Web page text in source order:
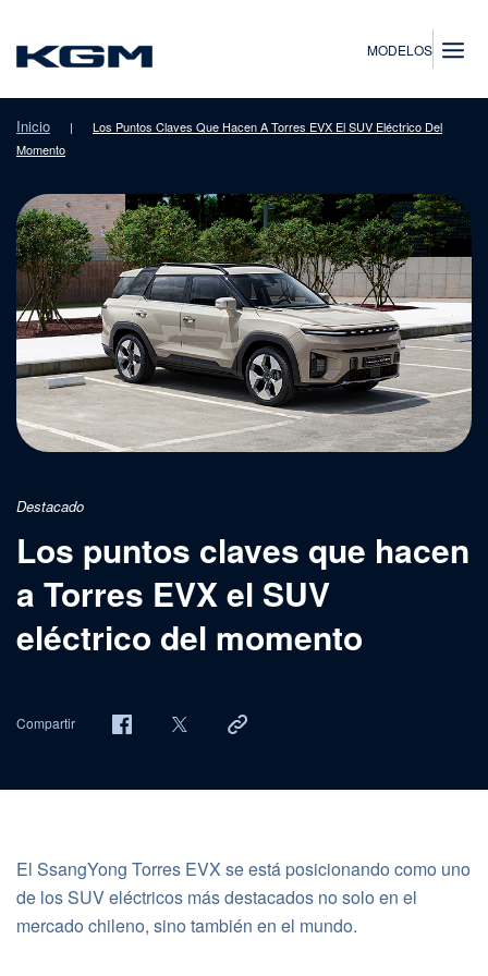
SsangYongMODELOS
Inicio |
Los Puntos Claves Que Hacen A Torres EVX El SUV Eléctrico Del
Momento
Destacado
Los puntos claves que hacen
a Torres EVX el SUV
eléctrico del momento
Compartir
El SsangYong Torres EVX se está posicionando como uno
de los SUV eléctricos más destacados no solo en el
mercado chileno, sino también en el mundo.